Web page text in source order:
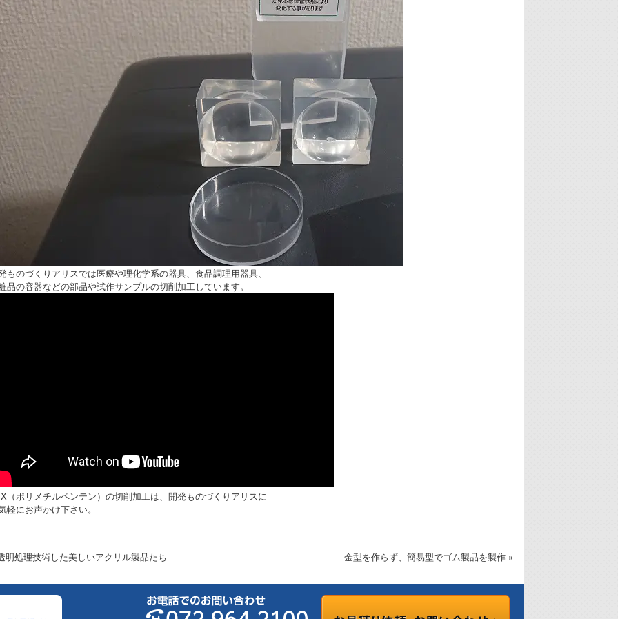
ものづくりアリスでは医療や理化学系の器具、食品調理用器具、
品の容器などの部品や試作サンプルの切削加工しています。
（ポリメチルペンテン）の切削加工は、開発ものづくりアリスに
軽にお声かけ下さい。
明処理技術した美しいアクリル製品たち 金型を作らず、簡易型でゴム製品を製作 »